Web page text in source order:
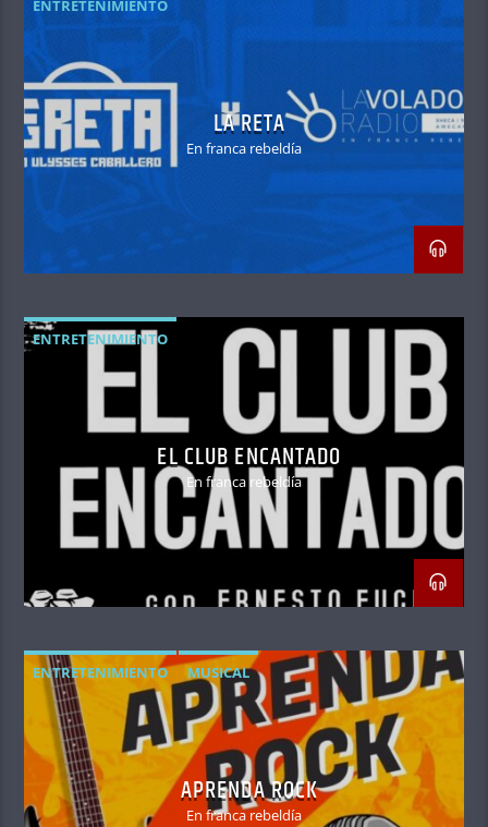
titular del programa "Pes
Platicando"
ENTRETENIMIENTO
LA RETA
En franca rebeldía
ENTRETENIMIENTO
EL CLUB ENCANTADO
En franca rebeldía
ENTRETENIMIENTO MUSICAL
APRENDA ROCK
En franca rebeldía